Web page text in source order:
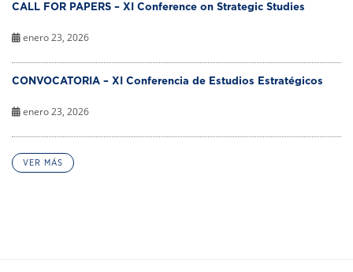
CALL FOR PAPERS – XI Conference on Strategic Studies
enero 23, 2026
CONVOCATORIA – XI Conferencia de Estudios Estratégicos
enero 23, 2026
VER MÁS